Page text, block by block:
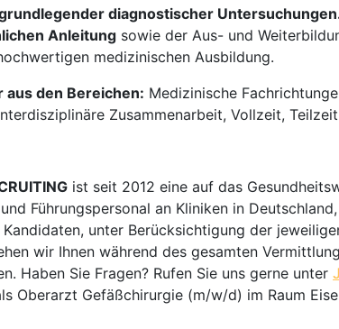
diagnostischer
Anleitung sowie der Aus- und
medizinischen Ausbildung.
den Bereichen: Medizinische
Zusammenarbeit, Vollzeit, Teilzeit
ist seit 2012 eine auf das
Führungspersonal an Kliniken in
unter Berücksichtigung der
wir Ihnen während des gesamten
Haben Sie Fragen? Rufen Sie uns gerne unter
Oberarzt Gefäßchirurgie (m/w/d) im Raum